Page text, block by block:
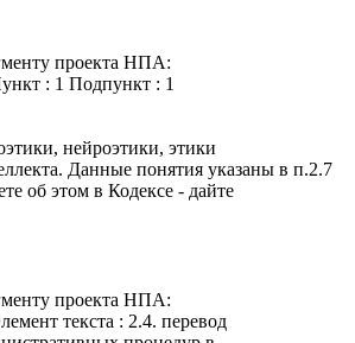
проекта НПА:
: 1 Подпункт : 1
нейроэтики, этики
Данные понятия указаны в п.2.7
об этом в Кодексе - дайте
проекта НПА:
текста : 2.4. перевод